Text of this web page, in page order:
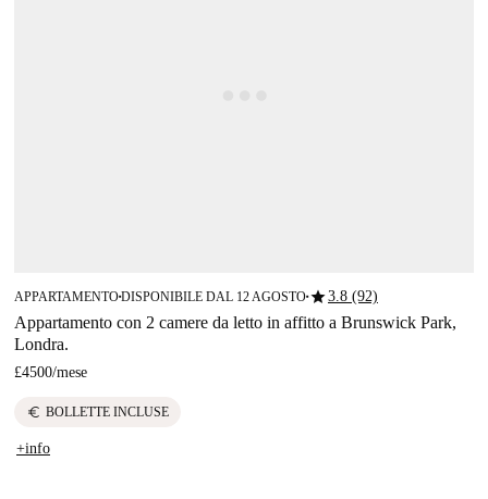
APPARTAMENTO■DISPONIBILE DAL 12 AGOSTO■star3.8 (92)
Appartamento con 2 camere da letto in affitto a Brunswick Park,
Londra.
£4500/mese
euro BOLLETTE INCLUSE
+info